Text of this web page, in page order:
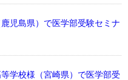
児島県）で医学部受験セミナ
学校様（宮崎県）で医学部受